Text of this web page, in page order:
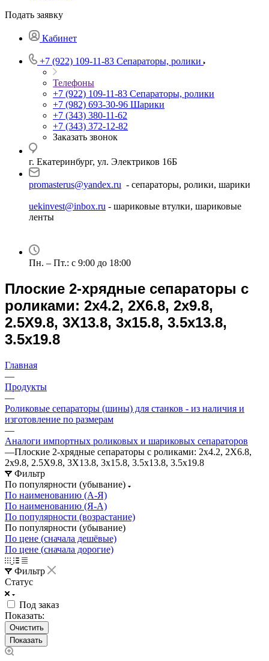
Подать заявку
Кабинет
+7 (922) 109-11-83 Сепараторы, ролики
Телефоны
+7 (922) 109-11-83 Сепараторы, ролики
+7 (982) 693-30-96 Шарики
+7 (343) 380-11-62
+7 (343) 372-12-82
Заказать звонок
г. Екатеринбург, ул. Электриков 16Б
promasterus@yandex.ru - сепараторы, ролики, шарики
uekinvest@inbox.ru - шариковые втулки, шариковые
ленты
Пн. – Пт.: с 9:00 до 18:00
Плоские 2-хрядные сепараторы с
роликами: 2х4.2, 2X6.8, 2х9.8,
2.5X9.8, 3X13.8, 3х15.8, 3.5х13.8,
3.5х19.8
Главная
—
Продукты
—
Роликовые сепараторы (шины) для станков - из наличия и
изготовление по размерам
—
Аналоги импортных роликовых и шариковых сепараторов
—Плоские 2-хрядные сепараторы с роликами: 2х4.2, 2X6.8,
2х9.8, 2.5X9.8, 3X13.8, 3х15.8, 3.5х13.8, 3.5х19.8
Фильтр
По популярности (убывание)
По наименованию (А-Я)
По наименованию (Я-А)
По популярности (возрастание)
По популярности (убывание)
По цене (сначала дешёвые)
По цене (сначала дорогие)
Фильтр
Статус
Под заказ
Показать:
Очистить